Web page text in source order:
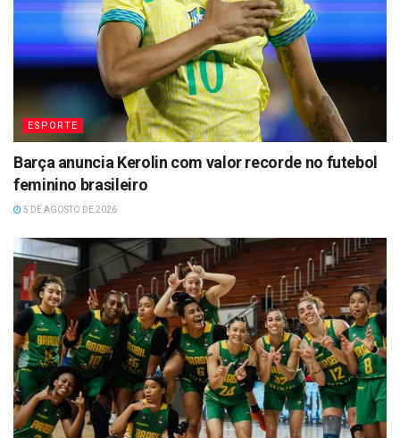
ESPORTE
Barça anuncia Kerolin com valor recorde no futebol
feminino brasileiro
5 DE AGOSTO DE 2026